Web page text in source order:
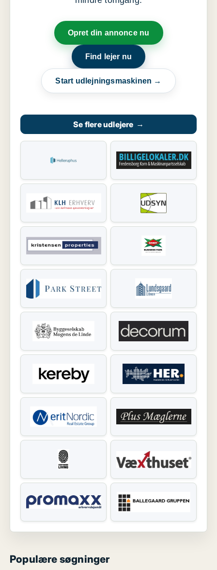
Opret din annonce nu
Find lejer nu
Start udlejningsmaskinen →
Se flere udlejere →
Populære søgninger